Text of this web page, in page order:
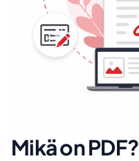
Mikä on PDF?